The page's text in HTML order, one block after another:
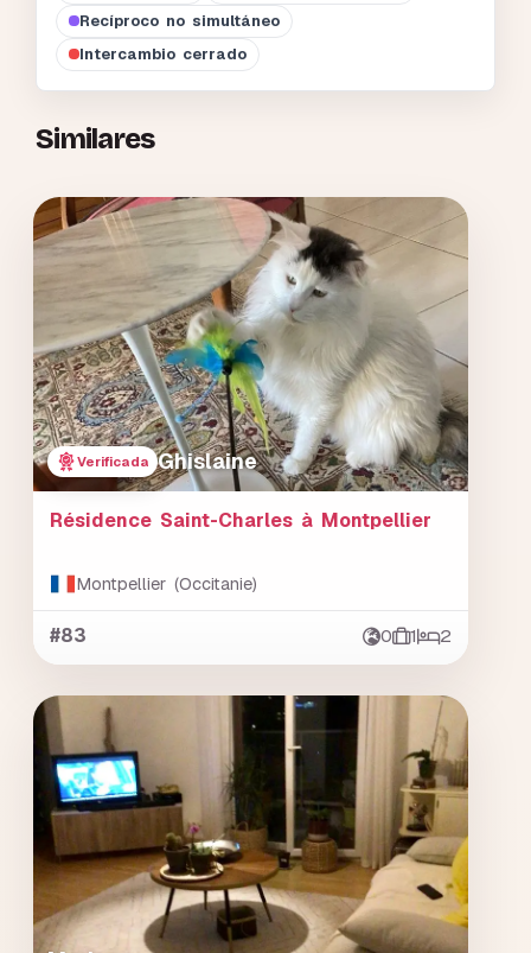
Recíproco no simultáneo
Intercambio cerrado
Similares
Verificada Ghislaine
Résidence Saint-Charles à Montpellier
Montpellier (Occitanie)
#83 0 1 2